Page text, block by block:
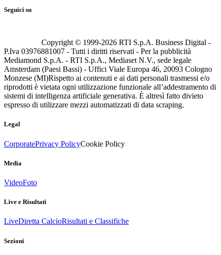
Seguici su
Copyright © 1999-2026 RTI S.p.A. Business Digital -
P.Iva 03976881007 - Tutti i diritti riservati - Per la pubblicità
Mediamond S.p.A. - RTI S.p.A., Mediaset N.V., sede legale
Amsterdam (Paesi Bassi) - Uffici Viale Europa 46, 20093 Cologno
Monzese (MI)Rispetto ai contenuti e ai dati personali trasmessi e/o
riprodotti è vietata ogni utilizzazione funzionale all’addestramento di
sistemi di intelligenza artificiale generativa. È altresì fatto divieto
espresso di utilizzare mezzi automatizzati di data scraping.
Legal
CorporatePrivacy PolicyCookie Policy
Media
VideoFoto
Live e Risultati
LiveDiretta CalcioRisultati e Classifiche
Sezioni